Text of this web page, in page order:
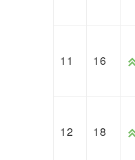
11 16
12 18